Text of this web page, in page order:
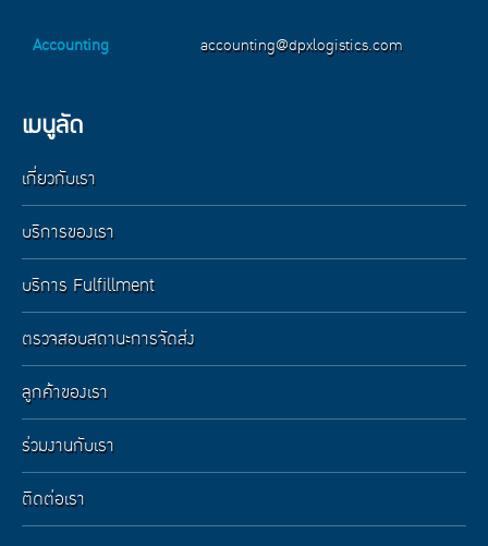
Accounting accounting@dpxlogistics.com
เมนูลัด
เกี่ยวกับเรา
บริการของเรา
บริการ Fulfillment
ตรวจสอบสถานะการจัดส่ง
ลูกค้าของเรา
ร่วมงานกับเรา
ติดต่อเรา